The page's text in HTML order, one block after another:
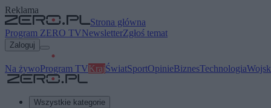
Reklama
Strona główna
Program ZERO TVNewsletterZgłoś temat
Zaloguj
Na żywoProgram TVKrajŚwiatSportOpinieBiznesTechnologia
Wszystkie kategorie